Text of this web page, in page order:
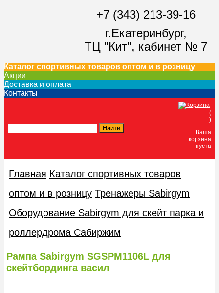
+7 (343) 213-39-16
г.Екатеринбург,
ТЦ "Кит", кабинет № 7
Каталог спортивных товаров оптом и в розницу
Акции
Доставка и оплата
Контакты
(
)
Ваша
корзина
пуста
Главная Каталог спортивных товаров
оптом и в розницу Тренажеры Sabirgym
Оборудование Sabirgym для скейт парка и
роллердрома Сабиржим
Рампа Sabirgym SGSPM1106L для
скейтбординга васил